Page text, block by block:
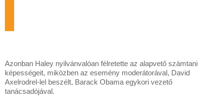
Azonban Haley nyilvánvalóan félretette az alapvető számtani
képességeit, miközben az esemény moderátorával, David
Axelrodrel-lel beszélt, Barack Obama egykori vezető
tanácsadójával.